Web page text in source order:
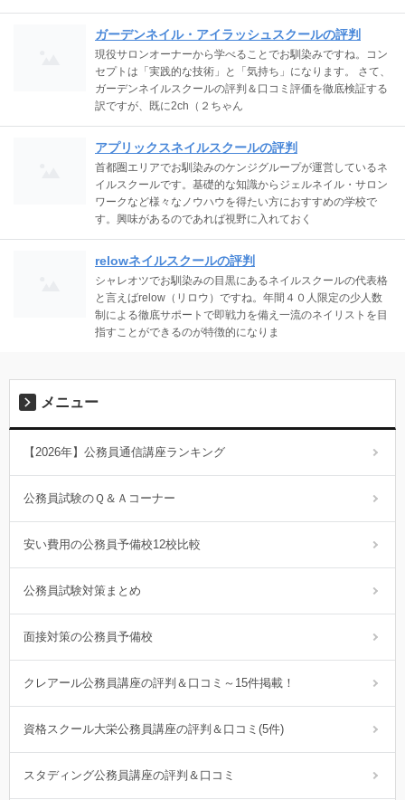
ガーデンネイル・アイラッシュスクールの評判
現役サロンオーナーから学べることでお馴染みですね。コン
セプトは「実践的な技術」と「気持ち」になります。 さて、
ガーデンネイルスクールの評判＆口コミ評価を徹底検証する
訳ですが、既に2ch（２ちゃん
アプリックスネイルスクールの評判
首都圏エリアでお馴染みのケンジグループが運営しているネ
イルスクールです。基礎的な知識からジェルネイル・サロン
ワークなど様々なノウハウを得たい方におすすめの学校で
す。興味があるのであれば視野に入れておく
relowネイルスクールの評判
シャレオツでお馴染みの目黒にあるネイルスクールの代表格
と言えばrelow（リロウ）ですね。年間４０人限定の少人数
制による徹底サポートで即戦力を備え一流のネイリストを目
指すことができるのが特徴的になりま
メニュー
【2026年】公務員通信講座ランキング
公務員試験のＱ＆Ａコーナー
安い費用の公務員予備校12校比較
公務員試験対策まとめ
面接対策の公務員予備校
クレアール公務員講座の評判＆口コミ～15件掲載！
資格スクール大栄公務員講座の評判＆口コミ(5件)
スタディング公務員講座の評判＆口コミ